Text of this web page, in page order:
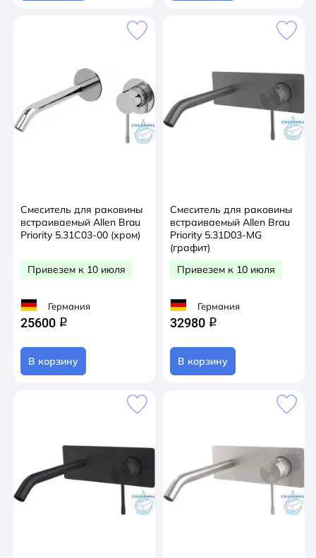
Смеситель для раковины
встраиваемый Allen Brau
Priority 5.31C03-00 (хром)
Привезем к 10 июля
Германия
25600 q
В корзину
Смеситель для раковины
встраиваемый Allen Brau
Priority 5.31D03-MG
(графит)
Привезем к 10 июля
Германия
32980 q
В корзину